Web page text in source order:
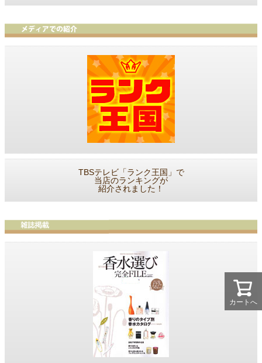
カートへ
TBSテレビ「ランク王国」で
当店のランキングが
紹介されました！